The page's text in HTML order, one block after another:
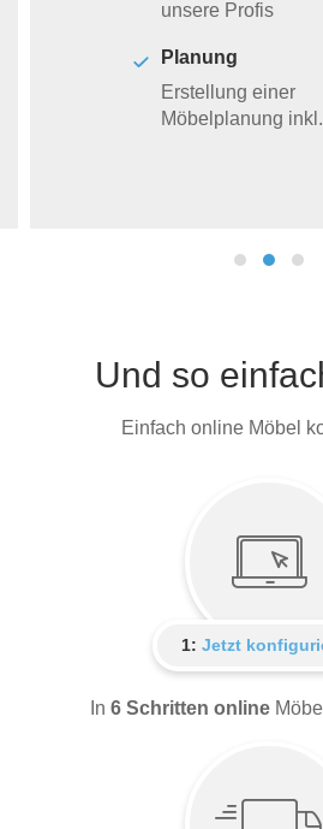
unsere Profis
Planung
Erstellung einer
Möbelplanung
Und so
Einfach online Möbel
1: Jetzt
In 6 Schritten online